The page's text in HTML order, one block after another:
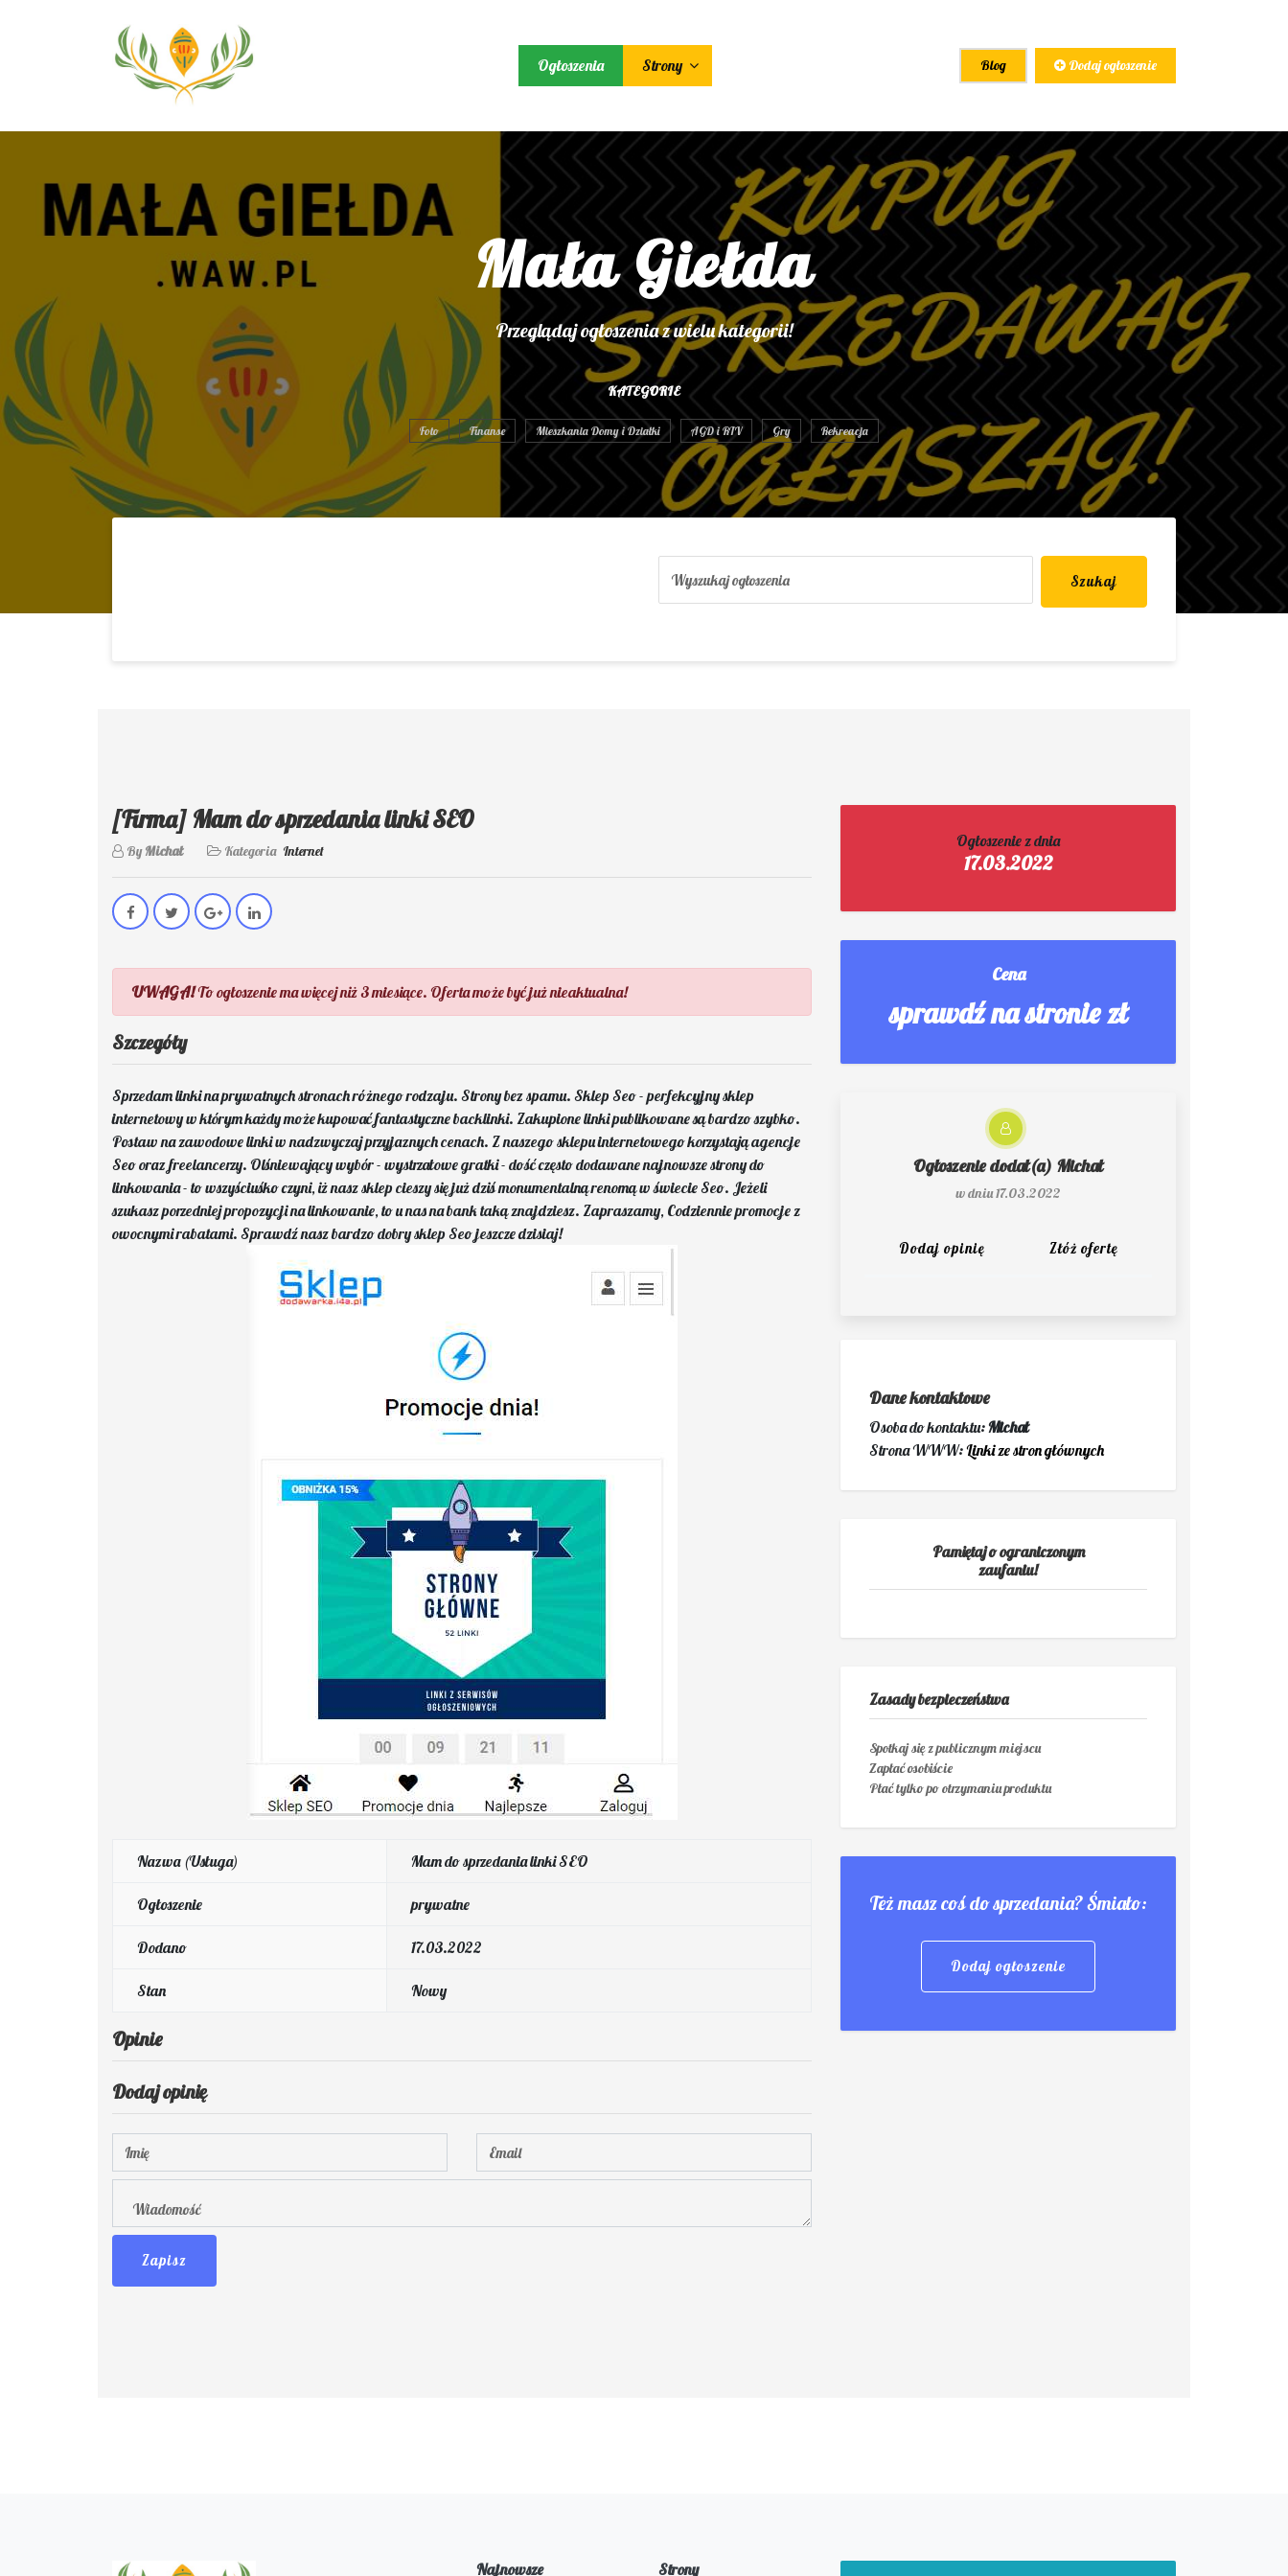
Ogłoszenia Strony Blog Dodaj ogłoszenie
Mała Giełda
Przeglądaj ogłoszenia z wielu kategorii!
KATEGORIE
Foto Finanse Mieszkania Domy i Działki AGD i RTV Gry Rekreacja
Szukaj
[Firma] Mam do sprzedania linki SEO
ByMichał Kategoria Internet
UWAGA!To ogłoszenie ma więcej niż 3 miesiące. Oferta może być już nieaktualna!
Szczegóły
Sprzedam linki na prywatnych stronach różnego rodzaju. Strony bez spamu. Sklep Seo - perfekcyjny sklep
internetowy w którym każdy może kupować fantastyczne backlinki. Zakupione linki publikowane są bardzo szybko.
Postaw na zawodowe linki w nadzwyczaj przyjaznych cenach. Z naszego sklepu internetowego korzystają agencje
Seo oraz freelancerzy. Olśniewający wybór - wystrzałowe gratki - dość często dodawane najnowsze strony do
linkowania - to wszyściuśko czyni, iż nasz sklep cieszy się już dziś monumentalną renomą w świecie Seo. Jeżeli
szukasz porzedniej propozycji na linkowanie, to u nas na bank taką znajdziesz. Zapraszamy, Codziennie promocje z
owocnymi rabatami. Sprawdź nasz bardzo dobry sklep Seo jeszcze dzisiaj!
Nazwa (Usługa) Mam do sprzedania linki SEO
Ogłoszenie prywatne
Dodano 17.03.2022
Stan Nowy
Opinie
Dodaj opinię
Zapisz
Ogłoszenie z dnia
17.03.2022
Cena
sprawdź na stronie zł
Ogłoszenie dodał(a) Michał
w dniu 17.03.2022
Dodaj opinię Złóż ofertę
Dane kontaktowe
Osoba do kontaktu:Michał
Strona WWW:Linki ze stron głównych
Pamiętaj o ograniczonym
zaufaniu!
Zasady bezpieczeństwa
Spotkaj się z publicznym miejscu
Zapłać osobiście
Płać tylko po otrzymaniu produktu
Też masz coś do sprzedania? Śmiało:
Dodaj ogłoszenie
Najnowsze Strony